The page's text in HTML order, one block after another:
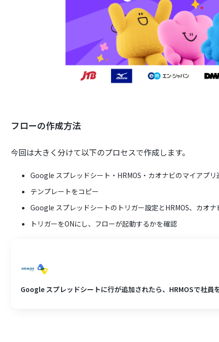
フローの作成方法
今回は大きく分けて以下のプロセスで作成します。
Google スプレッドシート・HRMOS・カオナビのマイアプリ
テンプレートをコピー
Google スプレッドシートのトリガー設定とHRMOS、カオ
トリガーをONにし、フローが起動するかを確認
Google スプレッドシートに行が追加されたら、HRMOSで社員